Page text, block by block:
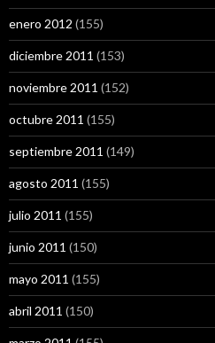
enero 2012 (155)
diciembre 2011 (153)
noviembre 2011 (152)
octubre 2011 (155)
septiembre 2011 (149)
agosto 2011 (155)
julio 2011 (155)
junio 2011 (150)
mayo 2011 (155)
abril 2011 (150)